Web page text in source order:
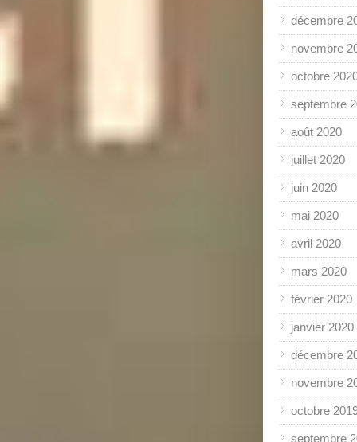
décembre
novembre
octobre
septembre
août 2020
juillet 2020
juin 2020
mai 2020
avril 2020
mars 2020
février 2020
janvier 2020
décembre
novembre
octobre
septembre